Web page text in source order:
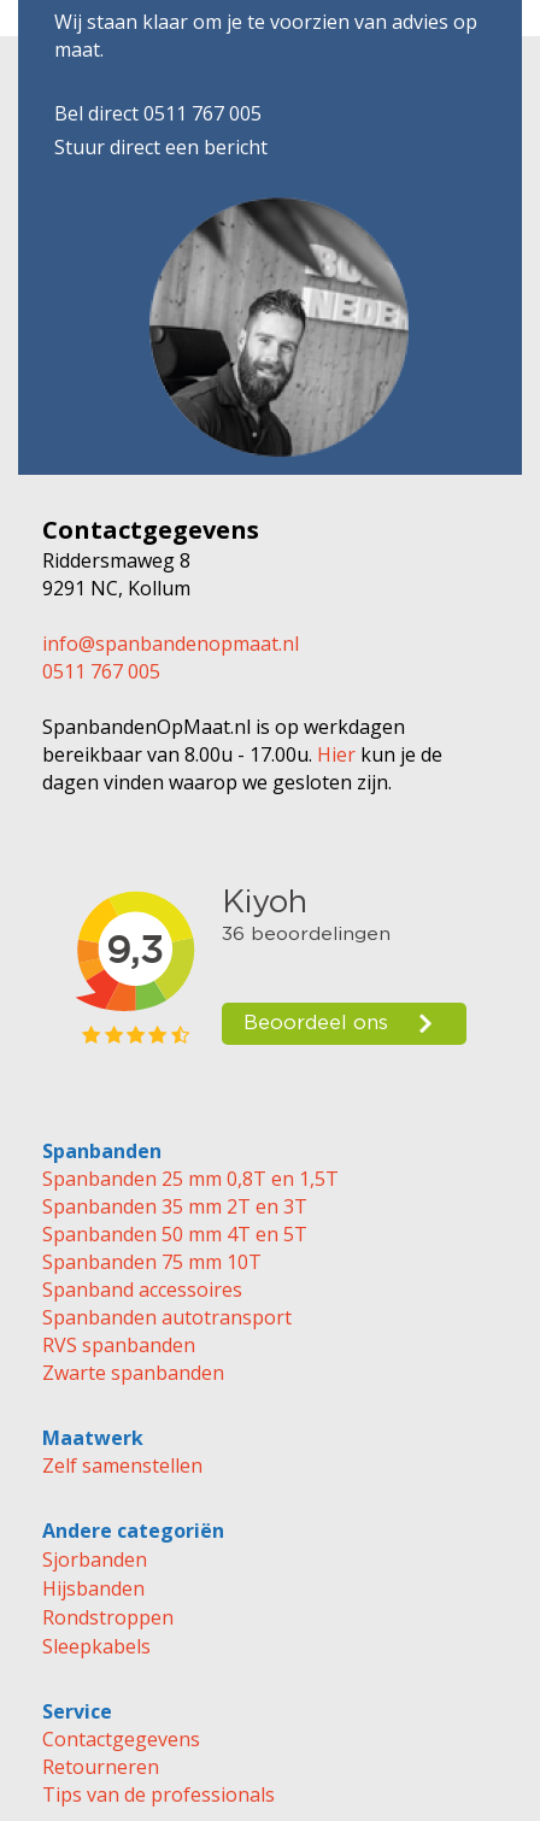
Wij staan klaar om je te voorzien van advies op
maat.
Bel direct 0511 767 005
Stuur direct een bericht
Contactgegevens
Riddersmaweg 8
9291 NC, Kollum
info@spanbandenopmaat.nl
0511 767 005
SpanbandenOpMaat.nl is op werkdagen
bereikbaar van 8.00u - 17.00u. Hier kun je de
dagen vinden waarop we gesloten zijn.
Spanbanden
Spanbanden 25 mm 0,8T en 1,5T
Spanbanden 35 mm 2T en 3T
Spanbanden 50 mm 4T en 5T
Spanbanden 75 mm 10T
Spanband accessoires
Spanbanden autotransport
RVS spanbanden
Zwarte spanbanden
Maatwerk
Zelf samenstellen
Andere categoriën
Sjorbanden
Hijsbanden
Rondstroppen
Sleepkabels
Service
Contactgegevens
Retourneren
Tips van de professionals